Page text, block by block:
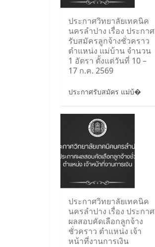
ประกาศวิทยาลัยเทคนิค
นครลำปาง เรื่อง ประกาศ
รับสมัครลูกจ้างชั่วคราว
ตำแหน่ง แม่บ้าน จำนวน
1 อัตรา ตั้งแต่วันที่ 10 –
17 ก.ค. 2569
ประกาศรับสมัคร แม่บ้�
ประกาศวิทยาลัยเทคนิค
นครลำปาง เรื่อง ประกาศ
ผลสอบคัดเลือกลูกจ้าง
ชั่วคราว ตำแหน่ง เจ้า
หน้าที่งานการเงิน